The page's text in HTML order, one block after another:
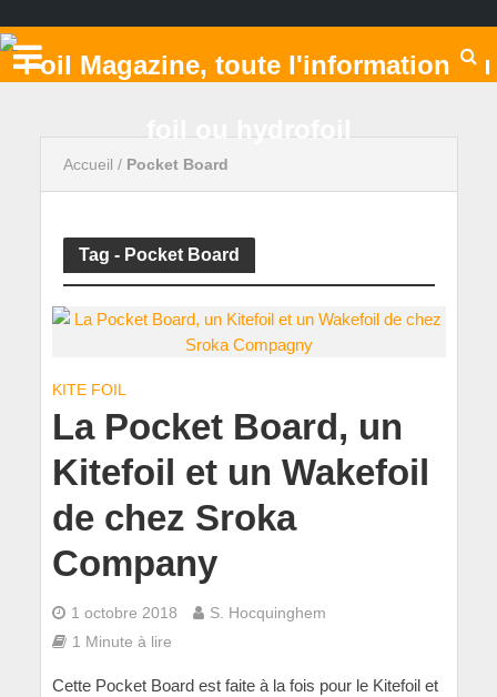
Accueil / Pocket Board
Tag - Pocket Board
KITE FOIL
La Pocket Board, un
Kitefoil et un Wakefoil
de chez Sroka
Company
1 octobre 2018
S. Hocquinghem
1 Minute à lire
Cette Pocket Board est faite à la fois pour le Kitefoil et